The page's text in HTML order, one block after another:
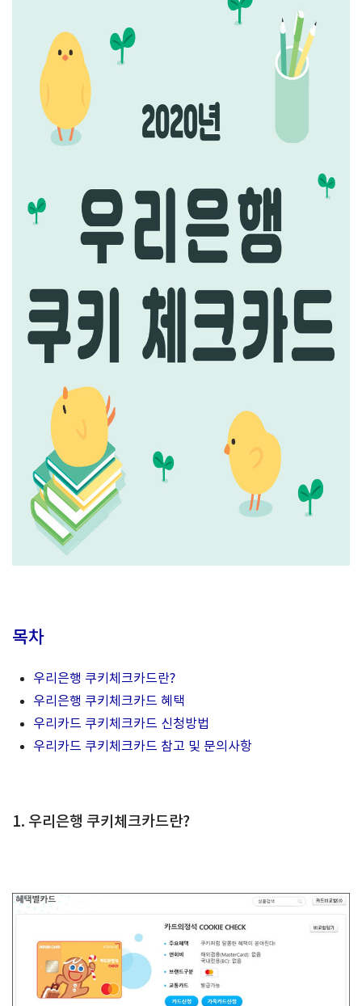
목차
우리은행 쿠키체크카드란?
우리은행 쿠키체크카드 혜택
우리카드 쿠키체크카드 신청방법
우리카드 쿠키체크카드 참고 및 문의사항
1. 우리은행 쿠키체크카드란?